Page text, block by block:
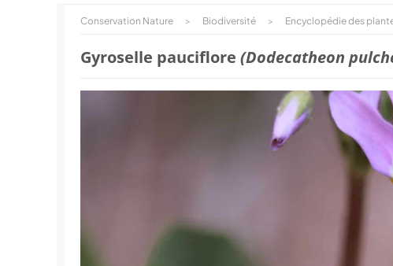
Conservation Nature > Biodiversité > Encyclopédie des
Gyroselle pauciflore (Dodecatheon